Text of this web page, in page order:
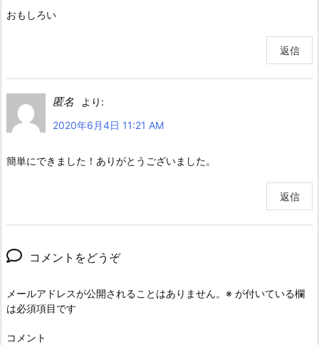
おもしろい
返信
匿名
より:
2020年6月4日 11:21 AM
簡単にできました！ありがとうございました。
返信
コメントをどうぞ
メールアドレスが公開されることはありません。 ※ が付いている欄
は必須項目です
コメント